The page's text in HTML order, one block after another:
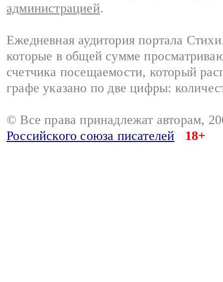
администрацией.
Ежедневная аудитория портала
которые в общей сумме
счетчика посещаемости, который
графе указано по две цифры:
© Все права принадлежат авторам,
Российского союза писателей
18+